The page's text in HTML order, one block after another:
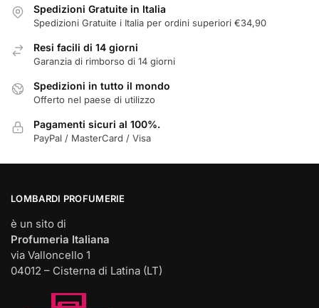
Spedizioni Gratuite in Italia
Spedizioni Gratuite i Italia per ordini superiori €34,90
Resi facili di 14 giorni
Garanzia di rimborso di 14 giorni
Spedizioni in tutto il mondo
Offerto nel paese di utilizzo
Pagamenti sicuri al 100%.
PayPal / MasterCard / Visa
LOMBARDI PROFUMERIE
è un sito di
Profumeria Italiana
via Valloncello 1
04012 – Cisterna di Latina (LT)